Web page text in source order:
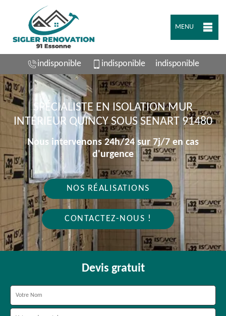
MENU
indisponible indisponible indisponible
SPÉCIALISTE EN ISOLATION MUR
INTÉRIEUR QUINCY SOUS SENART 91480
Nous intervenons 24h/24 sur 7j/7 en cas
d'urgence
NOS RÉALISATIONS
CONTACTEZ-NOUS !
Devis gratuit